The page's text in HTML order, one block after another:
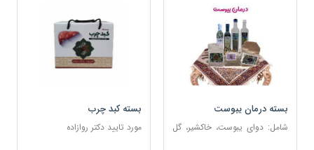
بسته درمان یبوست
شامل: دوای یبوست، خاکشیر، گل
بسته کبد چرب
مورد تایید دکتر روازاده